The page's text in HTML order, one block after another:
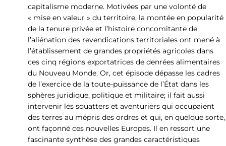
capitalisme moderne. Motivées par une volonté de
« mise en valeur » du territoire, la montée en popularité
de la tenure privée et l’histoire concomitante de
l’aliénation des revendications territoriales ont mené à
l’établissement de grandes propriétés agricoles dans
ces cinq régions exportatrices de denrées alimentaires
du Nouveau Monde. Or, cet épisode dépasse les cadres
de l’exercice de la toute-puissance de l’État dans les
sphères juridique, politique et militaire; il fait aussi
intervenir les squatters et aventuriers qui occupaient
des terres au mépris des ordres et qui, en quelque sorte,
ont façonné ces nouvelles Europes. Il en ressort une
fascinante synthèse des grandes caractéristiques